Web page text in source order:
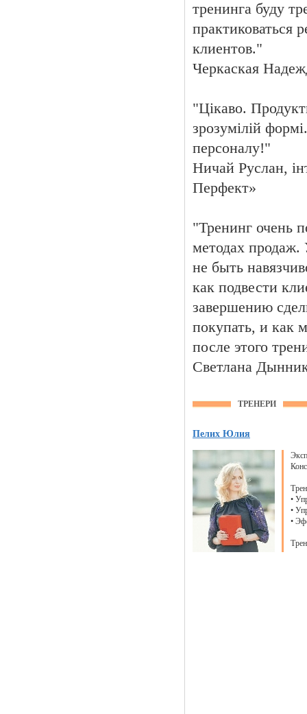
тренинга буду
практиковаться
клиентов."
Черкаская
"Цікаво.
зрозумілій
персоналу!"
Ничай Руслан,
Перфект»
"Тренинг очень
методах продаж.
не быть
как подвести
завершению
покупать, и как
после этого
Светлана
ТРЕНЕРИ
Пелих Юлия
•
•
•